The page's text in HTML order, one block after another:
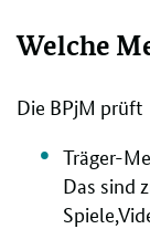
Welche
Die BPjM prüft
Träger-
Das sind